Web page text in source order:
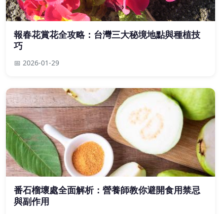
報春花賞花全攻略：台灣三大秘境地點與種植技
巧
📅 2026-01-29
番石榴壞處全面解析：營養師教你避開食用禁忌
與副作用